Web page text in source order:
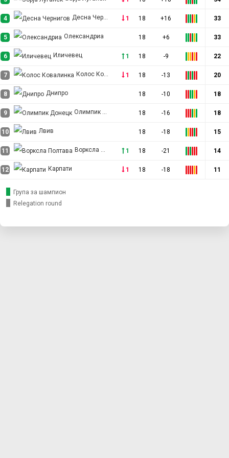
4 Десна Чернигов 1 18 +16 33
5 Олександриа 18 +6 33
6 Иличевец 1 18 -9 22
7 Колос Ковалинка 1 18 -13 20
8 Днипро 18 -10 18
9 Олимпик Донецк 18 -16 18
10 Лвив 18 -18 15
11 Ворксла Полтава 1 18 -21 14
12 Карпати 1 18 -18 11
Група за шампион
Relegation round